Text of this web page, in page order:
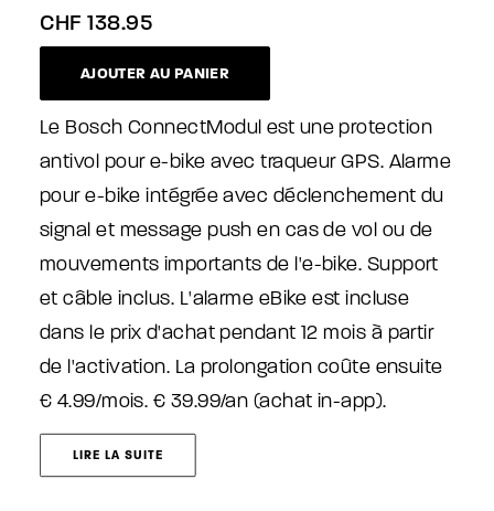
CHF 138.95
AJOUTER AU PANIER
Le Bosch ConnectModul est une protection
antivol pour e-bike avec traqueur GPS. Alarme
pour e-bike intégrée avec déclenchement du
signal et message push en cas de vol ou de
mouvements importants de l'e-bike. Support
et câble inclus. L'alarme eBike est incluse
dans le prix d'achat pendant 12 mois à partir
de l'activation. La prolongation coûte ensuite
€ 4.99/mois. € 39.99/an (achat in-app).
LIRE LA SUITE